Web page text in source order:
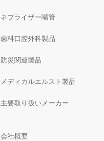
ネブライザー嘴管
歯科口腔外科製品
防災関連製品
メディカルエルスト製品
主要取り扱いメーカー
会社概要